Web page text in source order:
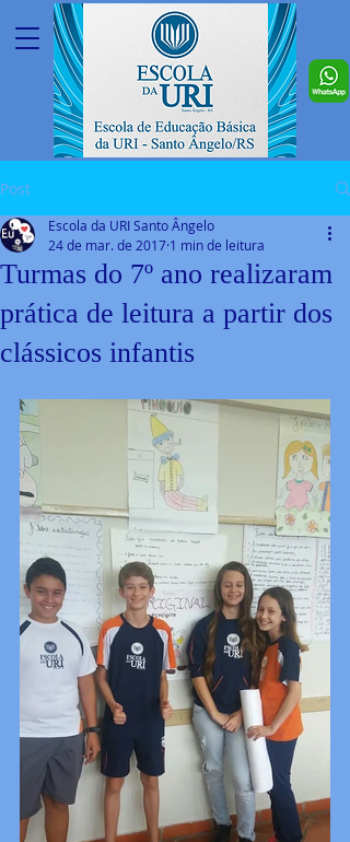
Post
Turmas do 7º ano realizaram
prática de leitura a partir dos
clássicos infantis
Escola da URI Santo Ângelo
24 de mar. de 2017 1 min de leitura